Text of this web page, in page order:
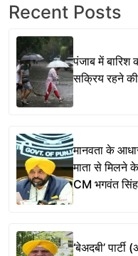
Recent Posts
पंजाब में
सक्रिय रहने
मानवता के
माता से मिलने
CM भगवंत
‘बेअदबी’